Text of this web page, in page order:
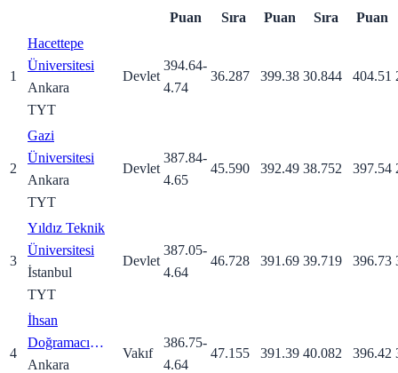
Puan
Sıra Puan Sıra Puan
1
Hacettepe
Üniversitesi
Ankara
TYT
Devlet
394.64-
4.74
36.287 399.38 30.844 404.51
2
Gazi
Üniversitesi
Ankara
TYT
Devlet
387.84-
4.65
45.590 392.49 38.752 397.54
3
Yıldız Teknik
Üniversitesi
İstanbul
TYT
Devlet
387.05-
4.64
46.728 391.69 39.719 396.73
4
İhsan
Doğramacı
Bilkent
Ankara
Vakıf
386.75-
4.64
47.155 391.39 40.082 396.42